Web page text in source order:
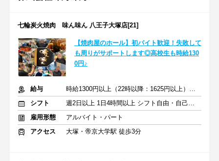
七輪炭火焼肉 味ん味ん 八王子大塚店[21]
【焼肉屋のホール】初バイト歓迎！失敗して
も周りがサポートします◎高校生も時給130
0円♪
給与
時給1300円以上（22時以降：1625円以上）＋交通費支給
シフト
週2日以上 1日4時間以上 シフト自由・自己申告
雇用形態
アルバイト・パート
アクセス
大塚・帝京大学駅 徒歩3分